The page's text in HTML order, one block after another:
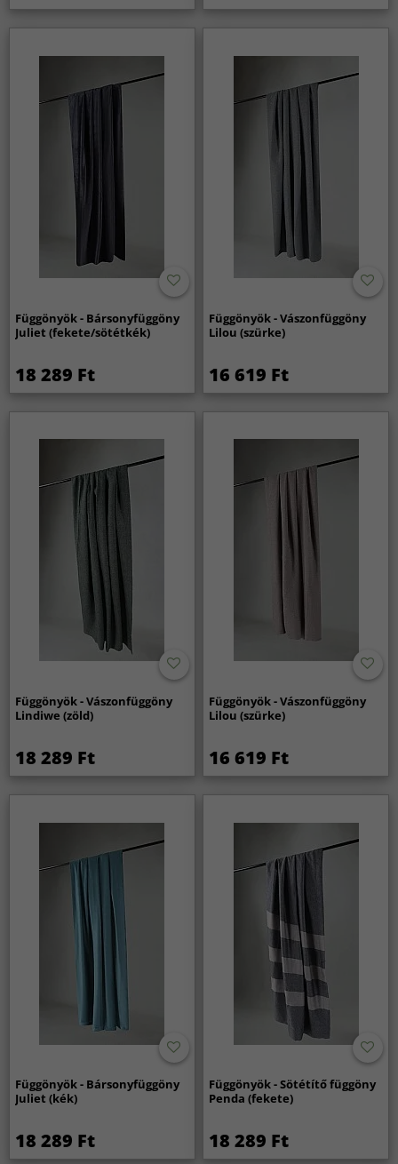
Függönyök - Bársonyfüggöny
Juliet (fekete/sötétkék)
18 289 Ft
Függönyök - Vászonfüggöny
Lilou (szürke)
16 619 Ft
Függönyök - Vászonfüggöny
Lindiwe (zöld)
18 289 Ft
Függönyök - Vászonfüggöny
Lilou (szürke)
16 619 Ft
Függönyök - Bársonyfüggöny
Juliet (kék)
18 289 Ft
Függönyök - Sötétítő függöny
Penda (fekete)
18 289 Ft